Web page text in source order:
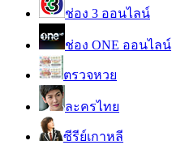
ช่อง 3 ออนไลน์
ช่อง ONE ออนไลน์
ตรวจหวย
ละครไทย
ซีรีย์เกาหลี